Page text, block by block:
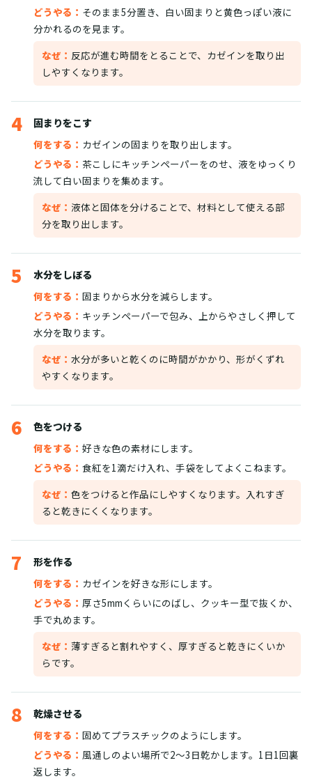
どうやる： そのまま5分置き、白い固まりと黄色っぽい液に
分かれるのを見ます。
なぜ： 反応が進む時間をとることで、カゼインを取り出
しやすくなります。
4
固まりをこす
何をする： カゼインの固まりを取り出します。
どうやる： 茶こしにキッチンペーパーをのせ、液をゆっくり
流して白い固まりを集めます。
なぜ： 液体と固体を分けることで、材料として使える部
分を取り出します。
5
水分をしぼる
何をする： 固まりから水分を減らします。
どうやる： キッチンペーパーで包み、上からやさしく押して
水分を取ります。
なぜ： 水分が多いと乾くのに時間がかかり、形がくずれ
やすくなります。
6
色をつける
何をする： 好きな色の素材にします。
どうやる： 食紅を1滴だけ入れ、手袋をしてよくこねます。
なぜ： 色をつけると作品にしやすくなります。入れすぎ
ると乾きにくくなります。
7
形を作る
何をする： カゼインを好きな形にします。
どうやる： 厚さ5mmくらいにのばし、クッキー型で抜くか、
手で丸めます。
なぜ： 薄すぎると割れやすく、厚すぎると乾きにくいか
らです。
8
乾燥させる
何をする： 固めてプラスチックのようにします。
どうやる： 風通しのよい場所で2〜3日乾かします。1日1回裏
返します。